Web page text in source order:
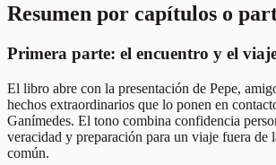
Resumen por capítulos o
Primera parte: el encuentro y el
El libro abre con la presentación de Pepe,
hechos extraordinarios que lo ponen en
Ganímedes. El tono combina confidencia
veracidad y preparación para un viaje fuera de
común.